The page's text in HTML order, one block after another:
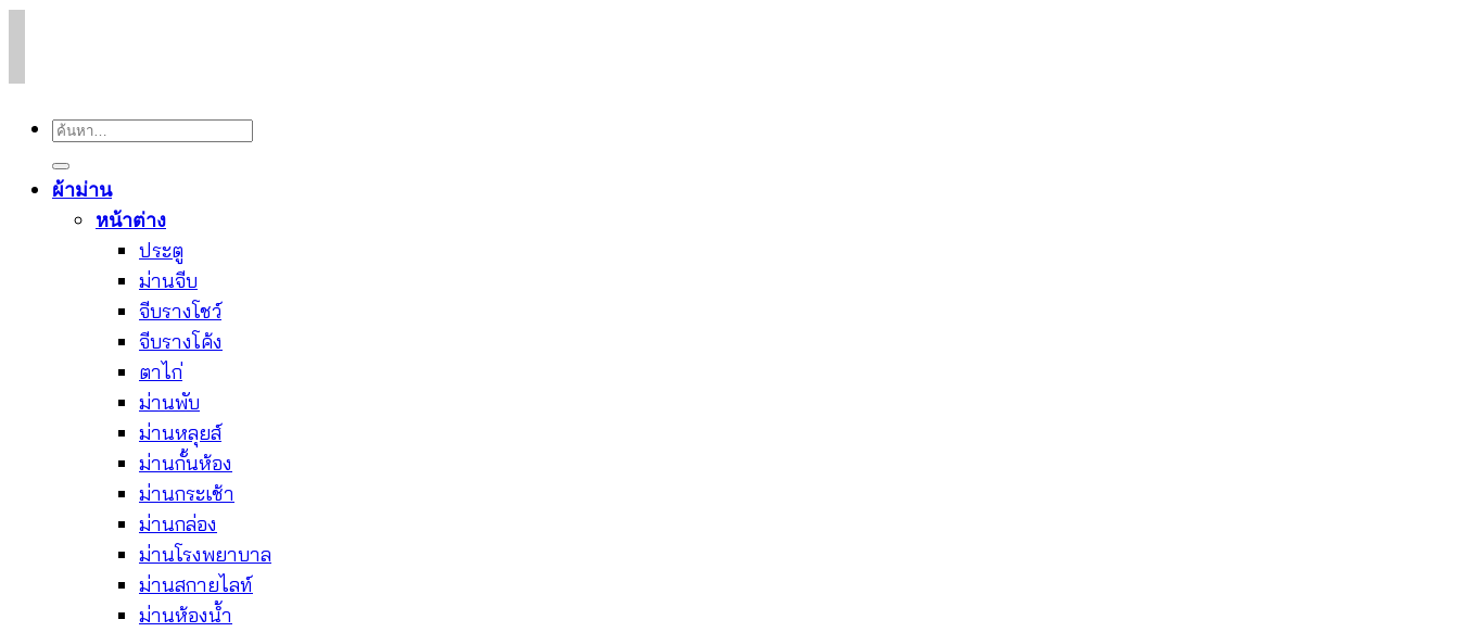
ค้นหา:
ผ้าม่าน
หน้าต่าง
ประตู
ม่านจีบ
จีบรางโชว์
จีบรางโค้ง
ตาไก่
ม่านพับ
ม่านหลุยส์
ม่านกั้นห้อง
ม่านกระเช้า
ม่านกล่อง
ม่านโรงพยาบาล
ม่านสกายไลท์
ม่านห้องน้ำ